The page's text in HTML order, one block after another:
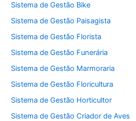
Sistema de Gestão Bike
Sistema de Gestão Paisagista
Sistema de Gestão Florista
Sistema de Gestão Funerária
Sistema de Gestão Marmoraria
Sistema de Gestão Floricultura
Sistema de Gestão Horticultor
Sistema de Gestão Criador de Aves